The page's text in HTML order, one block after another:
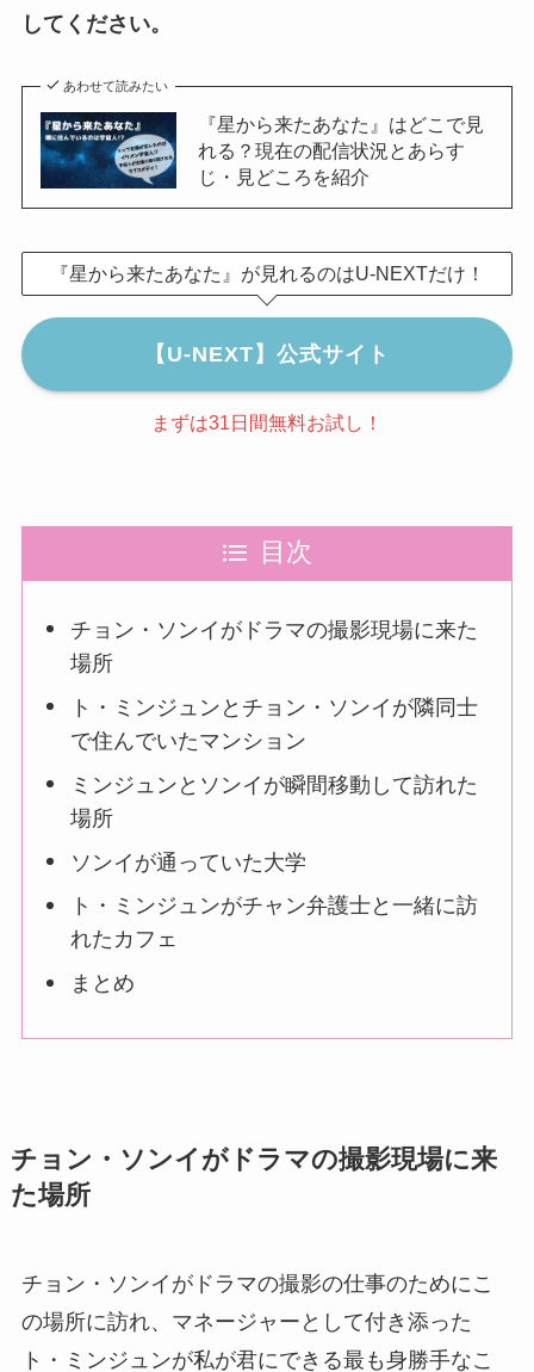
してください。
あわせて読みたい
『星から来たあなた』はどこで見
れる？現在の配信状況とあらす
じ・見どころを紹介
『星から来たあなた』が見れるのはU-NEXTだけ！
【U-NEXT】公式サイト
まずは31日間無料お試し！
目次
チョン・ソンイがドラマの撮影現場に来た
場所
ト・ミンジュンとチョン・ソンイが隣同士
で住んでいたマンション
ミンジュンとソンイが瞬間移動して訪れた
場所
ソンイが通っていた大学
ト・ミンジュンがチャン弁護士と一緒に訪
れたカフェ
まとめ
チョン・ソンイがドラマの撮影現場に来
た場所
チョン・ソンイがドラマの撮影の仕事のためにこ
の場所に訪れ、マネージャーとして付き添った
ト・ミンジュンが私が君にできる最も身勝手なこ